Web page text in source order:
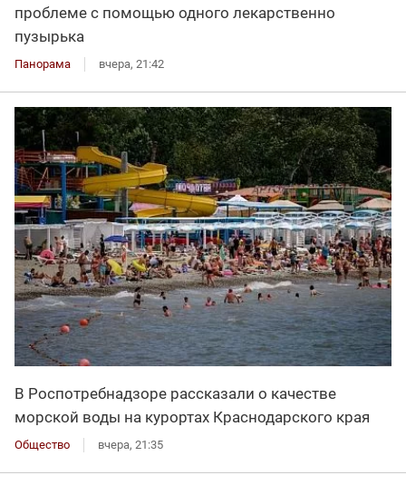
проблеме с помощью одного лекарственно
пузырька
Панорама вчера, 21:42
В Роспотребнадзоре рассказали о качестве
морской воды на курортах Краснодарского края
Общество вчера, 21:35